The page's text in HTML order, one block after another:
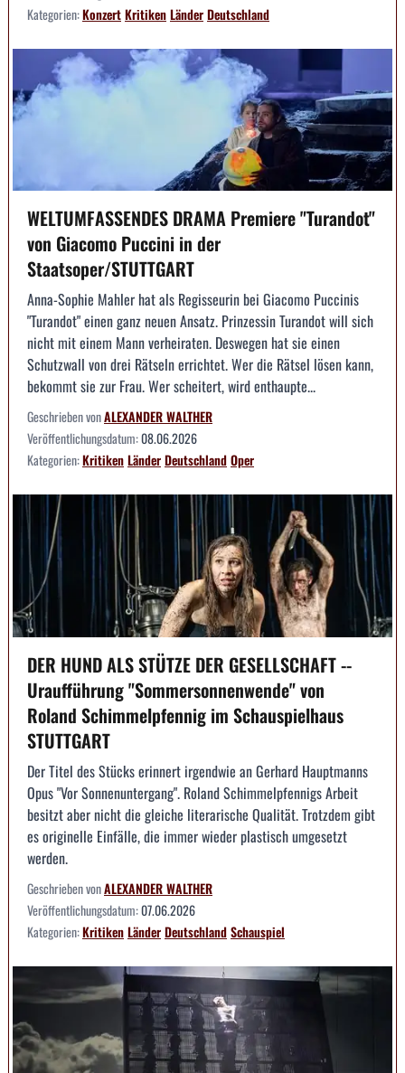
Kategorien:KonzertKritikenLänderDeutschland
WELTUMFASSENDES DRAMA Premiere "Turandot"
von Giacomo Puccini in der
Staatsoper/STUTTGART
Anna-Sophie Mahler hat als Regisseurin bei Giacomo Puccinis
"Turandot" einen ganz neuen Ansatz. Prinzessin Turandot will sich
nicht mit einem Mann verheiraten. Deswegen hat sie einen
Schutzwall von drei Rätseln errichtet. Wer die Rätsel lösen kann,
bekommt sie zur Frau. Wer scheitert, wird enthaupte...
Geschrieben vonALEXANDER WALTHER
Veröffentlichungsdatum:08.06.2026
Kategorien:KritikenLänderDeutschlandOper
DER HUND ALS STÜTZE DER GESELLSCHAFT --
Uraufführung "Sommersonnenwende" von
Roland Schimmelpfennig im Schauspielhaus
STUTTGART
Der Titel des Stücks erinnert irgendwie an Gerhard Hauptmanns
Opus "Vor Sonnenuntergang". Roland Schimmelpfennigs Arbeit
besitzt aber nicht die gleiche literarische Qualität. Trotzdem gibt
es originelle Einfälle, die immer wieder plastisch umgesetzt
werden.
Geschrieben vonALEXANDER WALTHER
Veröffentlichungsdatum:07.06.2026
Kategorien:KritikenLänderDeutschlandSchauspiel